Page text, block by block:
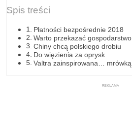
Spis treści
Płatności bezpośrednie 2018
Warto przekazać gospodarstwo
Chiny chcą polskiego drobiu
Do więzienia za oprysk
Valtra zainspirowana… mrówką
REKLAMA